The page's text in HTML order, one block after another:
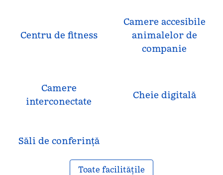
Centru de fitness
Camere accesibile
animalelor de
companie
Camere
interconectate
Cheie digitală
Săli de conferință
Toate facilitățile